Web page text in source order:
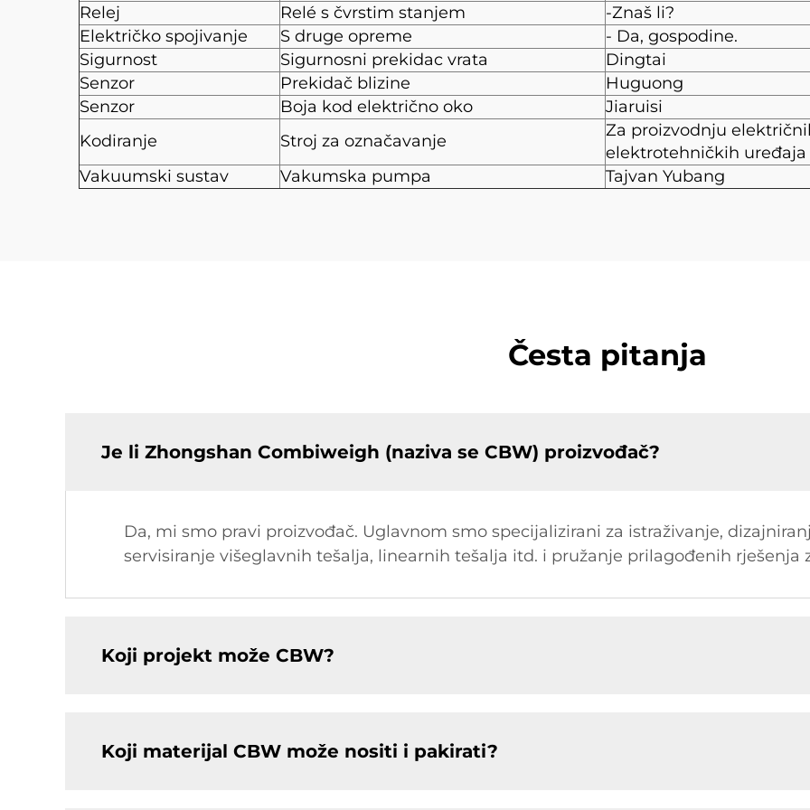
Relej Relé s čvrstim stanjem
-Znaš li?
Električko spojivanje
S druge opreme
- Da, gospodine.
Sigurnost
Sigurnosni prekidac vrata
Dingtai
Senzor
Prekidač blizine
Huguong
Senzor
Boja kod električno oko
Jiaruisi
Kodiranje
Stroj za označavanje
Za proizvodnju
elektrotehničkih uređaja
Vakuumski sustav
Vakumska pumpa Tajvan Yubang
Česta pitanja
Je li Zhongshan Combiweigh (naziva se CBW) proizvođač?
Da, mi smo pravi proizvođač. Uglavnom smo specijalizirani za istraživanje,
servisiranje višeglavnih tešalja, linearnih tešalja itd. i pružanje prilagođenih rješenja
Koji projekt može CBW?
Koji materijal CBW može nositi i pakirati?